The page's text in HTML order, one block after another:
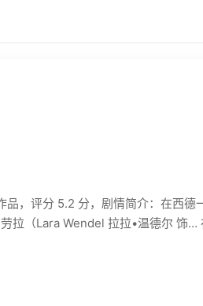
品，评分 5.2 分，剧情简介：在
拉（Lara Wendel 拉拉•温德尔 饰…